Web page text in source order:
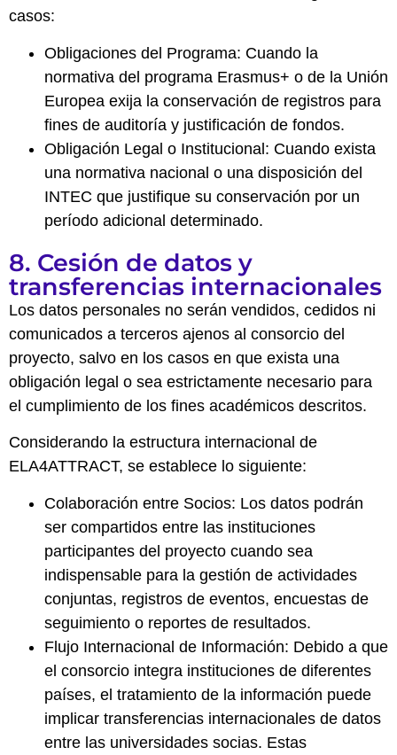
casos:
Obligaciones del Programa: Cuando la
normativa del programa Erasmus+ o de la Unión
Europea exija la conservación de registros para
fines de auditoría y justificación de fondos.
Obligación Legal o Institucional: Cuando exista
una normativa nacional o una disposición del
INTEC que justifique su conservación por un
período adicional determinado.
8. Cesión de datos y
transferencias internacionales
Los datos personales no serán vendidos, cedidos ni
comunicados a terceros ajenos al consorcio del
proyecto, salvo en los casos en que exista una
obligación legal o sea estrictamente necesario para
el cumplimiento de los fines académicos descritos.
Considerando la estructura internacional de
ELA4ATTRACT, se establece lo siguiente:
Colaboración entre Socios: Los datos podrán
ser compartidos entre las instituciones
participantes del proyecto cuando sea
indispensable para la gestión de actividades
conjuntas, registros de eventos, encuestas de
seguimiento o reportes de resultados.
Flujo Internacional de Información: Debido a que
el consorcio integra instituciones de diferentes
países, el tratamiento de la información puede
implicar transferencias internacionales de datos
entre las universidades socias. Estas